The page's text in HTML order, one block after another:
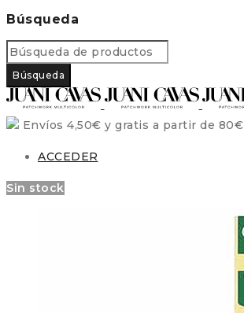
Búsqueda
Envíos 4,50€ y gratis a partir de 80€
ACCEDER
Sin stock